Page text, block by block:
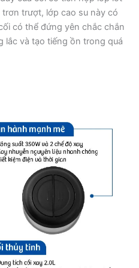
trượt, lớp cao su này có
có thể đứng yên chắc chắn
lắc và tạo tiếng ồn trong quá